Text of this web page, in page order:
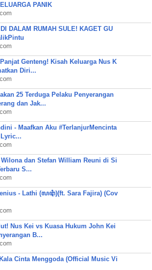
PANIK
DALAM RUMAH SULE! KAGET GU
Genteng! Kisah Keluarga Nus K
Diri...
25 Terduga Pelaku Penyerangan
dan Jak...
- Maafkan Aku #TerlanjurMencinta
Wilona dan Stefan William Reuni di Si
S...
- Lathi (ꦭꦛꦶ)(ft. Sara Fajira) (Cov
Nus Kei vs Kuasa Hukum John Kei
B...
Cinta Menggoda (Official Music Vi